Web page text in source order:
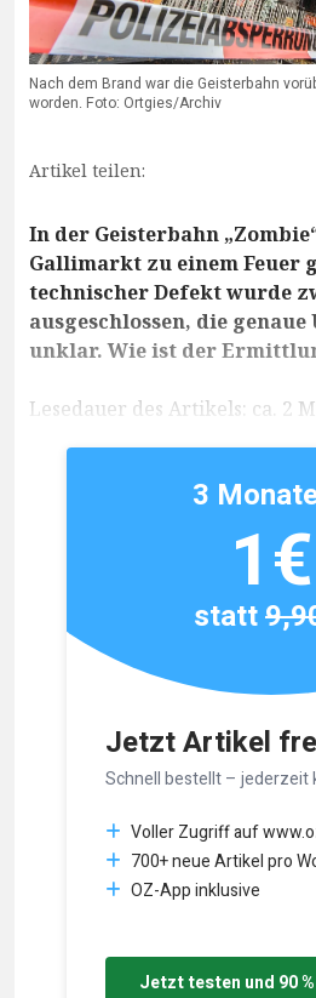
Nach dem Brand war die Geisterbahn
worden. Foto: Ortgies/Archiv
Artikel teilen:
In der Geisterbahn
Gallimarkt zu einem Feuer
technischer Defekt wurde
ausgeschlossen, die
unklar. Wie ist der
Lesedauer des Artikels: ca. 2
Jetzt Artikel
Schnell bestellt – jederzeit
Voller Zugriff auf
700+ neue Artikel pro
OZ-App inklusive
Jetzt testen und 90
3
1€
statt